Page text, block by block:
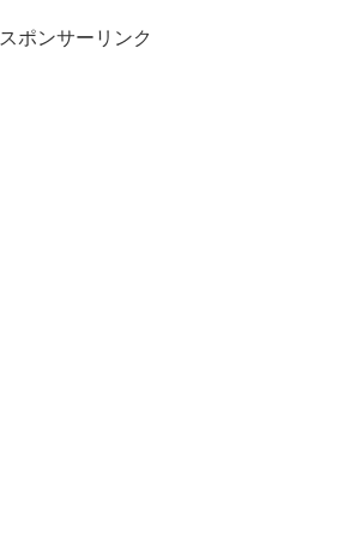
スポンサーリンク